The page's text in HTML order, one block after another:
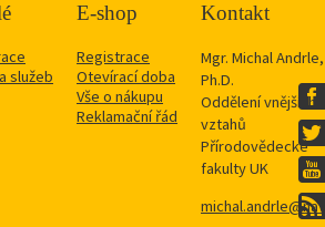
služeb
E-shop
Registrace
Otevírací doba
Vše o nákupu
Reklamační řád
Kontakt
Mgr. Michal Andrle,
Ph.D.
Oddělení vnějších
vztahů
Přírodovědecké
fakulty UK